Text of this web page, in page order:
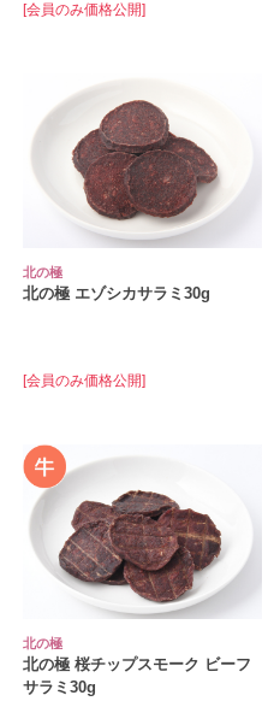
[会員のみ価格公開]
北の極
北の極 エゾシカサラミ30g
[会員のみ価格公開]
北の極
北の極 桜チップスモーク ビーフ
サラミ30g